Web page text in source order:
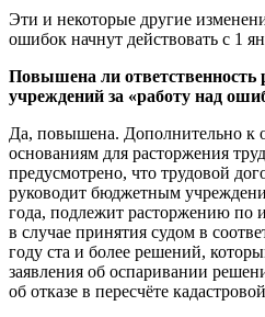
Эти и некоторые другие
ошибок начнут действовать с 1
Повышена ли ответственность
учреждений за «работу над
Да, повышена. Дополнительно к
основаниям для расторжения
предусмотрено, что трудовой
руководит бюджетным
года, подлежит расторжению по
в случае принятия судом в
году ста и более решений,
заявления об оспаривании
об отказе в пересчёте